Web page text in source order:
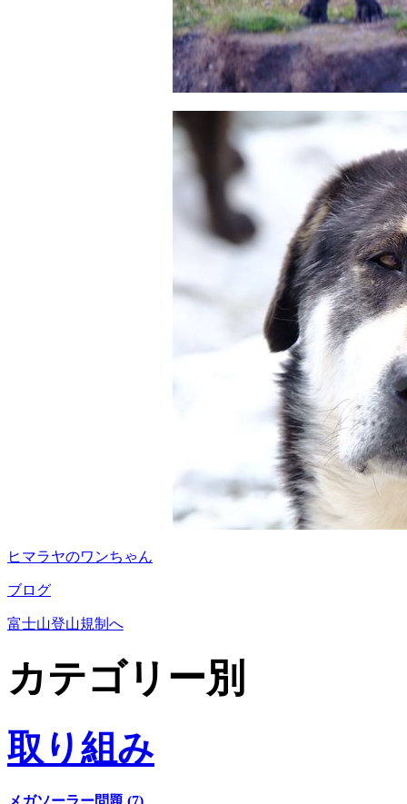
ヒマラヤのワンちゃん
ブログ
富士山登山規制へ
カテゴリー別
取り組み
メガソーラー問題 (7)